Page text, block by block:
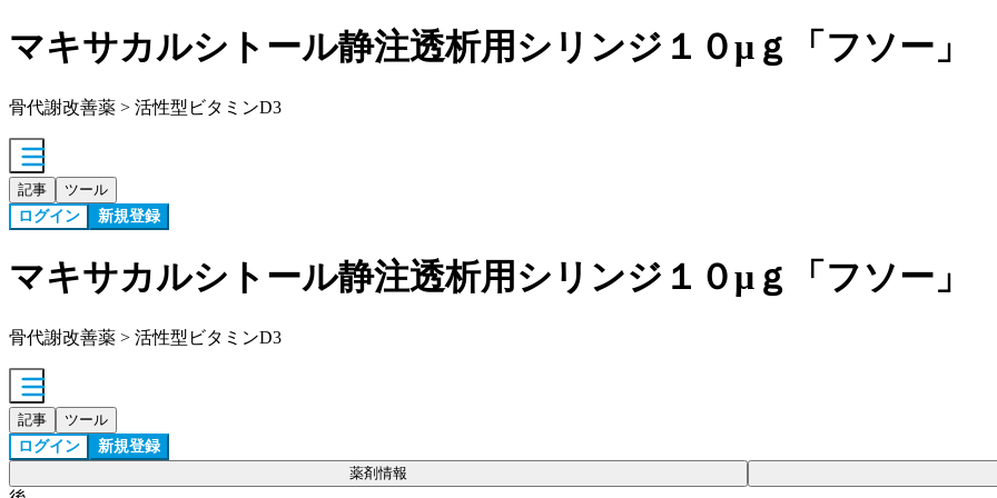
マキサカルシトール静注透析用シリンジ１０μｇ「フソー」
骨代謝改善薬 > 活性型ビタミンD3
記事 ツール
ログイン 新規登録
マキサカルシトール静注透析用シリンジ１０μｇ「フソー」
骨代謝改善薬 > 活性型ビタミンD3
記事 ツール
ログイン 新規登録
薬剤情報